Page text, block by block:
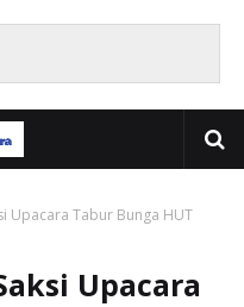
Upacara Tabur Bunga HUT
Upacara